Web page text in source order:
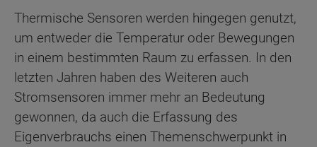
Thermische Sensoren werden hingegen genutzt,
um entweder die Temperatur oder Bewegungen
in einem bestimmten Raum zu erfassen. In den
letzten Jahren haben des Weiteren auch
Stromsensoren immer mehr an Bedeutung
gewonnen, da auch die Erfassung des
Eigenverbrauchs einen Themenschwerpunkt in